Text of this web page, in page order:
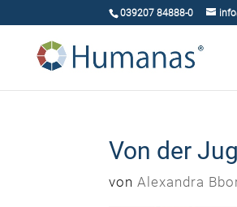
039207 84888-0
Von der
vonAlexandra